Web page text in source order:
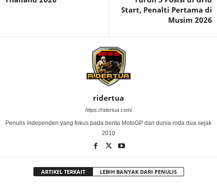
Start, Penalti Pertama di
Musim 2026
ridertua
https://ridertua.com/
Penulis independen yang fokus pada berita MotoGP dan dunia roda dua sejak
2010
ARTIKEL TERKAIT LEBIH BANYAK DARI PENULIS